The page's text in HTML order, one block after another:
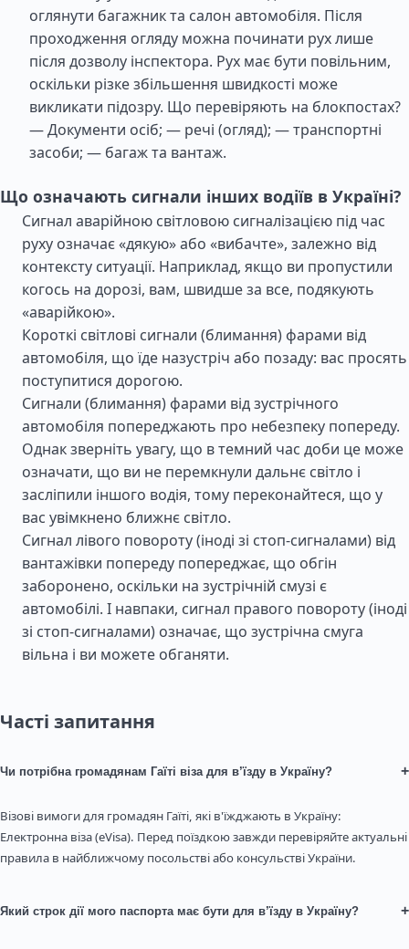
оглянути багажник та салон автомобіля. Після
проходження огляду можна починати рух лише
після дозволу інспектора. Рух має бути повільним,
оскільки різке збільшення швидкості може
викликати підозру. Що перевіряють на блокпостах?
— Документи осіб; — речі (огляд); — транспортні
засоби; — багаж та вантаж.
Що означають сигнали інших водіїв в Україні?
Сигнал аварійною світловою сигналізацією під час
руху означає «дякую» або «вибачте», залежно від
контексту ситуації. Наприклад, якщо ви пропустили
когось на дорозі, вам, швидше за все, подякують
«аварійкою».
Короткі світлові сигнали (блимання) фарами від
автомобіля, що їде назустріч або позаду: вас просять
поступитися дорогою.
Сигнали (блимання) фарами від зустрічного
автомобіля попереджають про небезпеку попереду.
Однак зверніть увагу, що в темний час доби це може
означати, що ви не перемкнули дальнє світло і
засліпили іншого водія, тому переконайтеся, що у
вас увімкнено ближнє світло.
Сигнал лівого повороту (іноді зі стоп-сигналами) від
вантажівки попереду попереджає, що обгін
заборонено, оскільки на зустрічній смузі є
автомобілі. І навпаки, сигнал правого повороту (іноді
зі стоп-сигналами) означає, що зустрічна смуга
вільна і ви можете обганяти.
Часті запитання
Чи потрібна громадянам Гаїті віза для в’їзду в Україну? +
Візові вимоги для громадян Гаїті, які в'їжджають в Україну:
Електронна віза (eVisa). Перед поїздкою завжди перевіряйте актуальні
правила в найближчому посольстві або консульстві України.
Який строк дії мого паспорта має бути для в’їзду в Україну? +